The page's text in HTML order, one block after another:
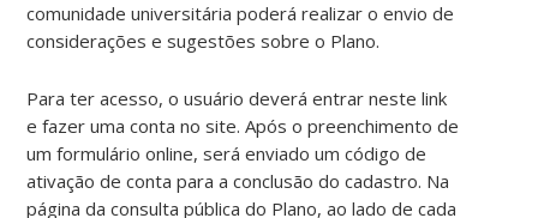
comunidade universitária poderá realizar o envio de
considerações e sugestões sobre o Plano.
Para ter acesso, o usuário deverá entrar neste link
e fazer uma conta no site. Após o preenchimento de
um formulário online, será enviado um código de
ativação de conta para a conclusão do cadastro. Na
página da consulta pública do Plano, ao lado de cada